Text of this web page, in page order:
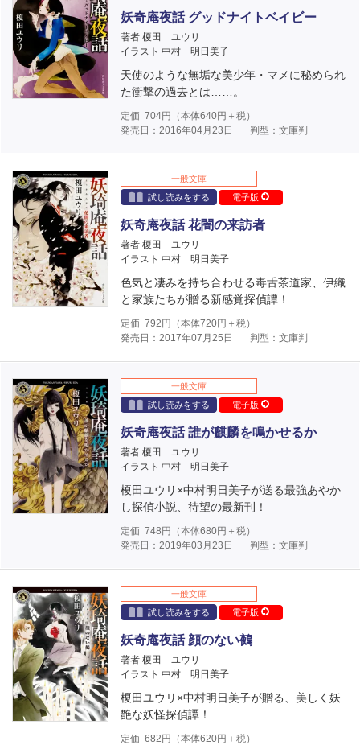
妖奇庵夜話 グッドナイトベイビー
著者 榎田 ユウリ
イラスト 中村 明日美子
天使のような無垢な美少年・マメに秘められ
た衝撃の過去とは……。
定価 704円（本体640円＋税）
発売日：2016年04月23日
判型：文庫判
一般文庫
試し読みをする
電子版
妖奇庵夜話 花闇の来訪者
著者 榎田 ユウリ
イラスト 中村 明日美子
色気と凄みを持ち合わせる毒舌茶道家、伊織
と家族たちが贈る新感覚探偵譚！
定価 792 円（本体720円＋税）
発売日：2017年07月25日
判型：文庫判
一般文庫
試し読みをする
電子版
妖奇庵夜話 誰が麒麟を鳴かせるか
著者 榎田 ユウリ
イラスト 中村 明日美子
榎田ユウリ×中村明日美子が送る最強あやか
し探偵小説、待望の最新刊！
定価 748 円（本体680円＋税）
発売日：2019年03月23日
判型：文庫判
一般文庫
試し読みをする
電子版
妖奇庵夜話 顔のない鵺
著者 榎田 ユウリ
イラスト 中村 明日美子
榎田ユウリ×中村明日美子が贈る、美しく妖
艶な妖怪探偵譚！
定価 682 円（本体620円＋税）